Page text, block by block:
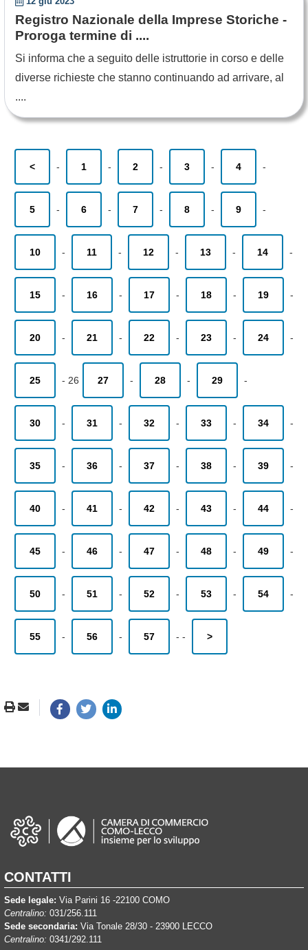
Registro Nazionale della Imprese Storiche -
Proroga termine di ....
Si informa che a seguito delle istruttorie in corso e delle
diverse richieste che stanno continuando ad arrivare, al
....
< - 1 - 2 - 3 - 4 -
5 - 6 - 7 - 8 - 9 -
10 - 11 - 12 - 13 - 14 -
15 - 16 - 17 - 18 - 19 -
20 - 21 - 22 - 23 - 24 -
25 - 26 27 - 28 - 29 -
30 - 31 - 32 - 33 - 34 -
35 - 36 - 37 - 38 - 39 -
40 - 41 - 42 - 43 - 44 -
45 - 46 - 47 - 48 - 49 -
50 - 51 - 52 - 53 - 54 -
55 - 56 - 57 - - >
CONTATTI
Sede legale: Via Parini 16 -22100 COMO
Centralino: 031/256.111
Sede secondaria: Via Tonale 28/30 - 23900 LECCO
Centralino: 0341/292.111